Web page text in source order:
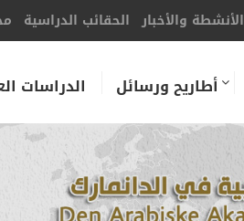
الأنشطة والأخبار الحقائب الدراسية
أطاريح ورسائل الدراسات